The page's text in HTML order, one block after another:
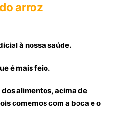
arroz
à nossa saúde.
é mais feio.
alimentos, acima de
comemos com a boca e o